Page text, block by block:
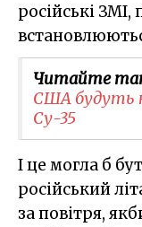
російські ЗМІ,
Читайте
США будуть
Су-35
І це могла б
російський
за повітря,